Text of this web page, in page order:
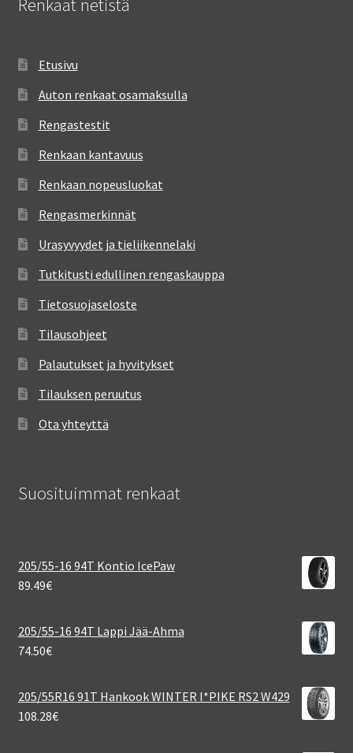
Renkaat netistä
Etusivu
Auton renkaat osamaksulla
Rengastestit
Renkaan kantavuus
Renkaan nopeusluokat
Rengasmerkinnät
Urasyvyydet ja tieliikennelaki
Tutkitusti edullinen rengaskauppa
Tietosuojaseloste
Tilausohjeet
Palautukset ja hyvitykset
Tilauksen peruutus
Ota yhteyttä
Suosituimmat renkaat
205/55-16 94T Kontio IcePaw
89.49€
205/55-16 94T Lappi Jää-Ahma
74.50€
205/55R16 91T Hankook WINTER I*PIKE RS2 W429
108.28€